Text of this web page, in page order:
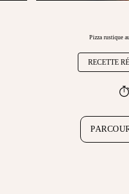
Pizza rustique
RECETTE